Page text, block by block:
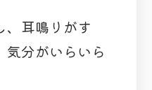
、耳鳴りがす
気分がいらいら